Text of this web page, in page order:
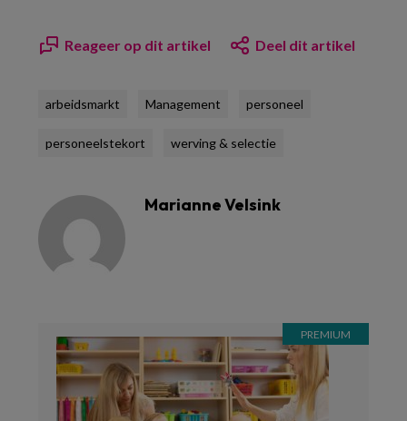
Reageer op dit artikel Deel dit artikel
arbeidsmarkt Management personeel
personeelstekort werving & selectie
Marianne Velsink